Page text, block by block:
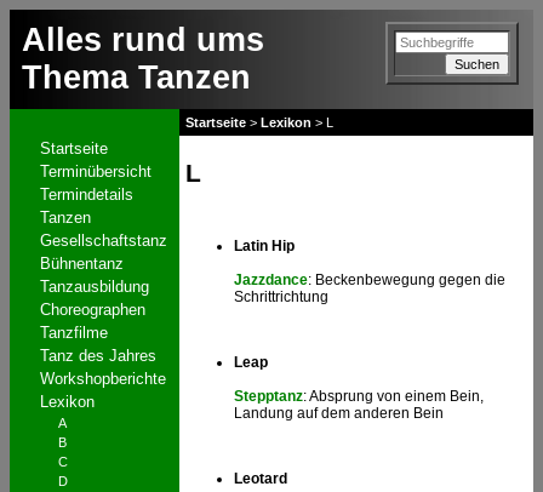
Alles rund ums
Thema Tanzen
Startseite
Terminübersicht
Termindetails
Tanzen
Gesellschaftstanz
Bühnentanz
Tanzausbildung
Choreographen
Tanzfilme
Tanz des Jahres
Workshopberichte
Lexikon
A
B
C
D
Startseite > Lexikon > L
L
Latin Hip
Jazzdance: Beckenbewegung gegen die
Schrittrichtung
Leap
Stepptanz: Absprung von einem Bein,
Landung auf dem anderen Bein
Leotard